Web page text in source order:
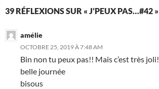
39 RÉFLEXIONS SUR « J’PEUX PAS…#42 »
amélie
OCTOBRE 25, 2019 À 7:48 AM
Bin non tu peux pas!! Mais c’est très joli!
belle journée
bisous